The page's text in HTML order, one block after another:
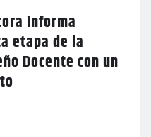
informa
etapa de la
Docente con un